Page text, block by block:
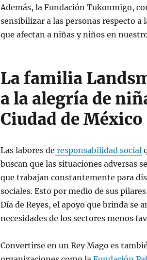
Además, la Fundación Tukonmigo,
sensibilizar a las personas respecto a
que afectan a niñas y niños en
La familia
a la alegría de
Ciudad de México
Las labores de responsabilidad social
buscan que las situaciones adversas
que trabajan constantemente para
sociales. Esto por medio de sus
Día de Reyes, el apoyo que brinda se
necesidades de los sectores menos
Convertirse en un Rey Mago es